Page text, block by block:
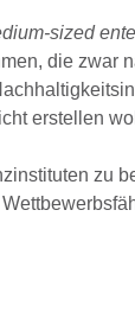
sized
die zwar
erstellen
zu